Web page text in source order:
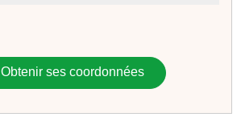
Obtenir ses coordonnées